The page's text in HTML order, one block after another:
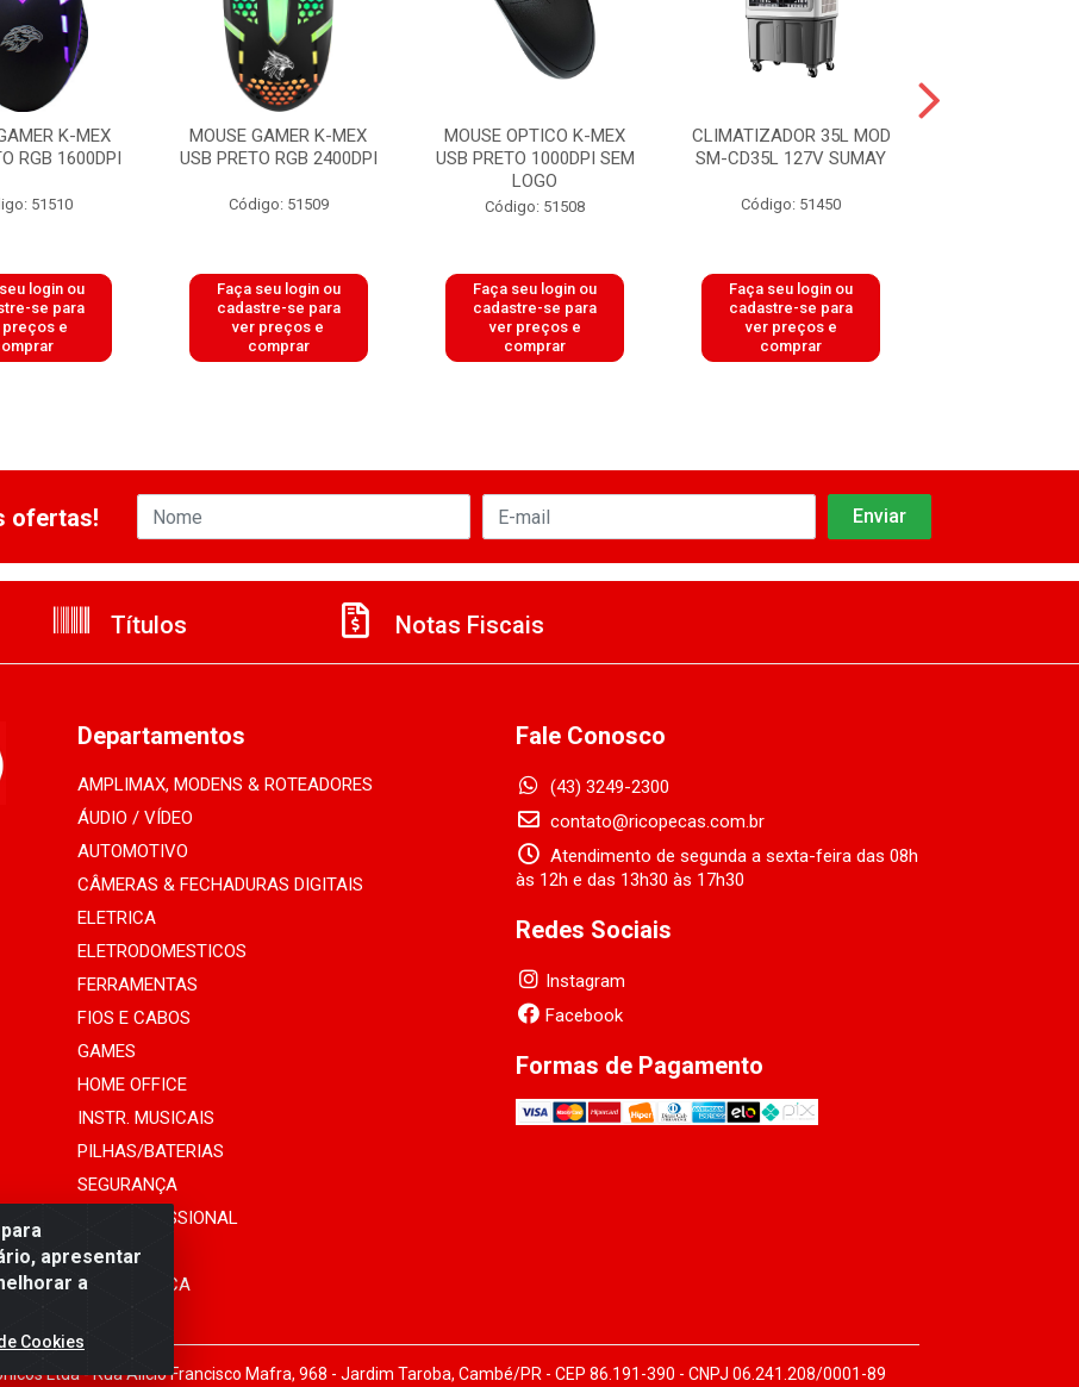
K-MEX
RGB 1600DPI
51510
login ou
se para
preços e
MOUSE GAMER K-MEX
USB PRETO RGB 2400DPI
Código: 51509
Faça seu login ou
cadastre-se para
ver preços e
comprar
MOUSE OPTICO K-MEX
USB PRETO 1000DPI SEM
LOGO
Código: 51508
Faça seu login ou
cadastre-se para
ver preços e
comprar
CLIMATIZADOR 35L MOD
SM-CD35L 127V SUMAY
Código: 51450
Faça seu login ou
cadastre-se para
ver preços e
comprar
apresentar
a
Cookies
ofertas!
Títulos Notas Fiscais
Departamentos
AMPLIMAX, MODENS & ROTEADORES
ÁUDIO / VÍDEO
AUTOMOTIVO
CÂMERAS & FECHADURAS DIGITAIS
ELETRICA
ELETRODOMESTICOS
FERRAMENTAS
FIOS E CABOS
GAMES
HOME OFFICE
INSTR. MUSICAIS
PILHAS/BATERIAS
SEGURANÇA
SOM PROFISSIONAL
TELEFONIA
INFORMÁTICA
Fale Conosco
(43) 3249-2300
contato@ricopecas.com.br
Atendimento de segunda a sexta-feira das 08h
às 12h e das 13h30 às 17h30
Redes Sociais
Instagram
Facebook
Formas de Pagamento
Ltda - Rua Alicio Francisco Mafra, 968 - Jardim Taroba, Cambé/PR - CEP 86.191-390 - CNPJ 06.241.208/0001-89